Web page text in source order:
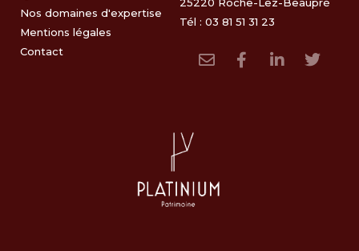
Tél : 03 81 51 31 23
Nos domaines d'expertise
Mentions légales
Contact